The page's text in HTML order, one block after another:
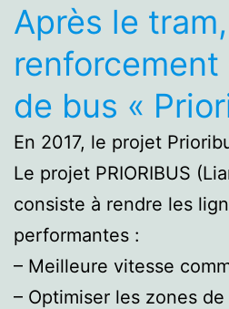
Après le tram,
renforcement
de bus «
En 2017, le projet
Le projet PRIORIBUS
consiste à rendre les
performantes :
– Meilleure vitesse
– Optimiser les zones